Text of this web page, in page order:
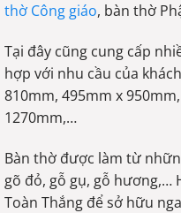
thờ Công giáo, bàn thờ
Tại đây cũng cung cấp
hợp với nhu cầu của
810mm, 495mm x
1270mm,…
Bàn thờ được làm từ
gõ đỏ, gỗ gụ, gỗ hương,…
Toàn Thắng để sở hữu